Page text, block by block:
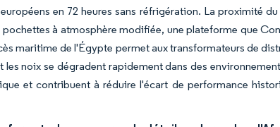
en 72 heures sans réfrigération. La proximité
à atmosphère modifiée, une plateforme que
maritime de l'Égypte permet aux transformateurs de
les noix se dégradent rapidement dans des
et contribuent à réduire l'écart de performance